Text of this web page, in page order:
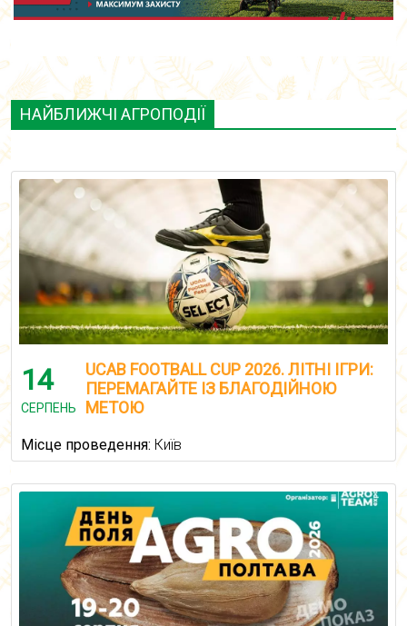
НАЙБЛИЖЧІ АГРОПОДІЇ
14
СЕРПЕНЬ
UCAB FOOTBALL CUP 2026. ЛІТНІ ІГРИ:
ПЕРЕМАГАЙТЕ ІЗ БЛАГОДІЙНОЮ
МЕТОЮ
Місце проведення: Київ